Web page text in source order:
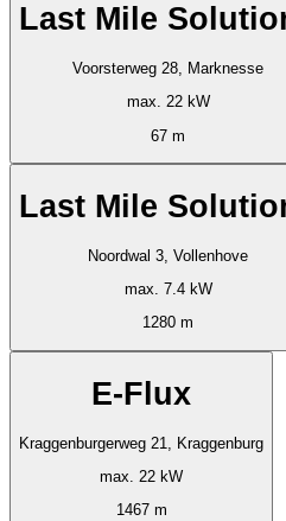
Last Mile
Voorsterweg 28, Marknesse
max. 22 kW
67 m
Last Mile
Noordwal 3, Vollenhove
max. 7.4 kW
1280 m
E-Flux
Kraggenburgerweg 21, Kraggenburg
max. 22 kW
1467 m